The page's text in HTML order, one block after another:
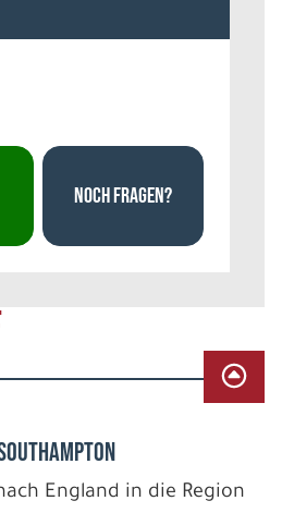
England in die Region
NOCH FRAGEN?